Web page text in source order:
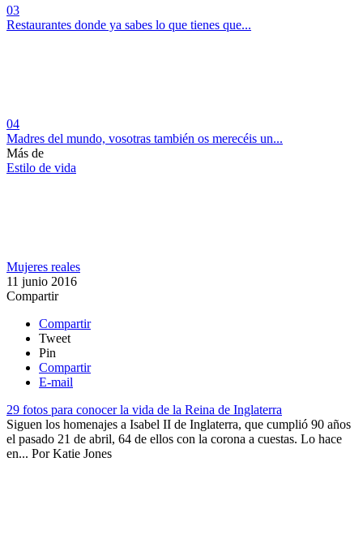
03
Restaurantes donde ya sabes lo que tienes que...
04
Madres del mundo, vosotras también os merecéis un...
Más de
Estilo de vida
Mujeres reales
11 junio 2016
Compartir
Compartir
Tweet
Pin
Compartir
E-mail
29 fotos para conocer la vida de la Reina de Inglaterra
Siguen los homenajes a Isabel II de Inglaterra, que cumplió 90 años
el pasado 21 de abril, 64 de ellos con la corona a cuestas. Lo hace
en... PorKatie Jones